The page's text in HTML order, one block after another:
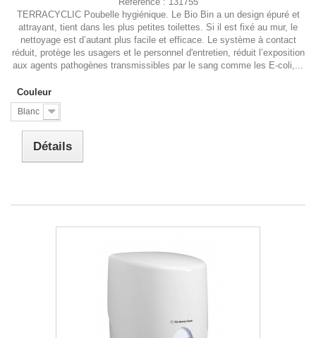
TERRACYCLIC Poubelle hygiénique. Le Bio Bin a un design épuré et
attrayant, tient dans les plus petites toilettes. Si il est fixé au mur, le
nettoyage est d’autant plus facile et efficace. Le système à contact
réduit, protège les usagers et le personnel d'entretien, réduit l’exposition
aux agents pathogènes transmissibles par le sang comme les E-coli,...
Couleur
Blanc
Détails